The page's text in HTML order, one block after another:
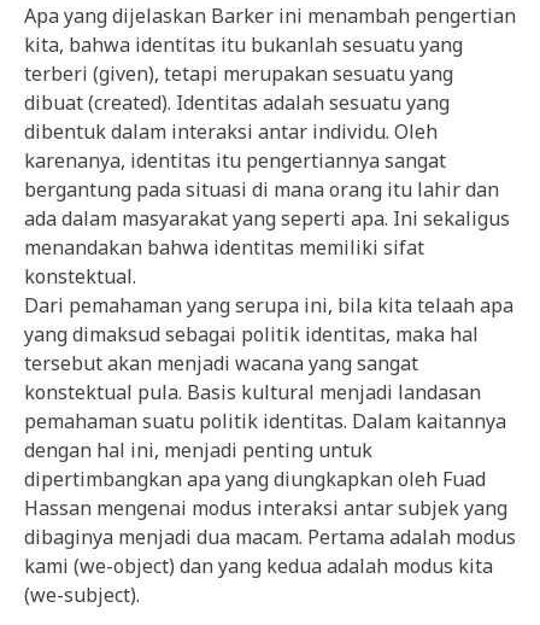
Apa yang dijelaskan Barker ini menambah pengertian
kita, bahwa identitas itu bukanlah sesuatu yang
terberi (given), tetapi merupakan sesuatu yang
dibuat (created). Identitas adalah sesuatu yang
dibentuk dalam interaksi antar individu. Oleh
karenanya, identitas itu pengertiannya sangat
bergantung pada situasi di mana orang itu lahir dan
ada dalam masyarakat yang seperti apa. Ini sekaligus
menandakan bahwa identitas memiliki sifat
konstektual.
Dari pemahaman yang serupa ini, bila kita telaah apa
yang dimaksud sebagai politik identitas, maka hal
tersebut akan menjadi wacana yang sangat
konstektual pula. Basis kultural menjadi landasan
pemahaman suatu politik identitas. Dalam kaitannya
dengan hal ini, menjadi penting untuk
dipertimbangkan apa yang diungkapkan oleh Fuad
Hassan mengenai modus interaksi antar subjek yang
dibaginya menjadi dua macam. Pertama adalah modus
kami (we-object) dan yang kedua adalah modus kita
(we-subject).